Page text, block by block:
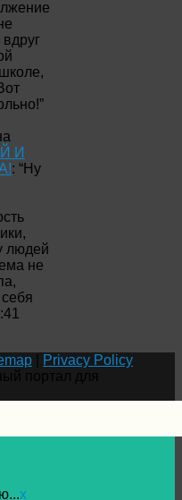
”
И
: “Ну
людей
не
Privacy Policy
x